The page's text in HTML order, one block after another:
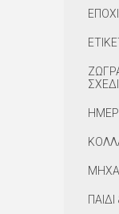
ΠΑΙΔΙ